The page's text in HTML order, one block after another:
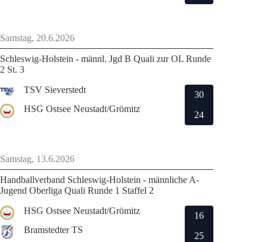
Samstag, 20.6.2026
Schleswig-Holstein - männl. Jgd B Quali zur OL Runde
2 St. 3
TSV Sieverstedt
HSG Ostsee Neustadt/Grömitz
30
24
Samstag, 13.6.2026
Handballverband Schleswig-Holstein - männliche A-
Jugend Oberliga Quali Runde 1 Staffel 2
HSG Ostsee Neustadt/Grömitz
Bramstedter TS
16
25